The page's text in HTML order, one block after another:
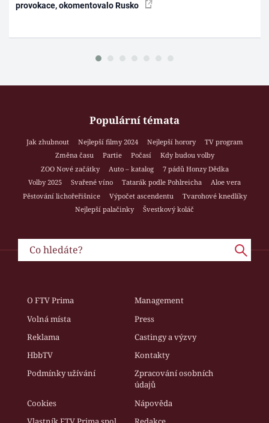
provokace, okomentovalo Rusko
Populární témata
Jak zhubnout Nejlepší filmy 2024 Nejlepší horory
TV program
Změna času
Partie Počasí
Kdy budou volby
ZOO Nové začátky
Auto – katalog
7 pádů Honzy Dědka
Volby 2025
Svařené víno Tatarák podle Pohlreicha
Aloe vera
Pěstování lichořeřišnice
Výpočet ascendentu
Tvarohové knedlíky
Nejlepší palačinky
Švestkový koláč
O FTV Prima
Management
Volná místa
Press
Reklama
Castingy a výzvy
HbbTV
Kontakty
Podmínky užívání
Zpracování osobních
údajů
Cookies
Nápověda